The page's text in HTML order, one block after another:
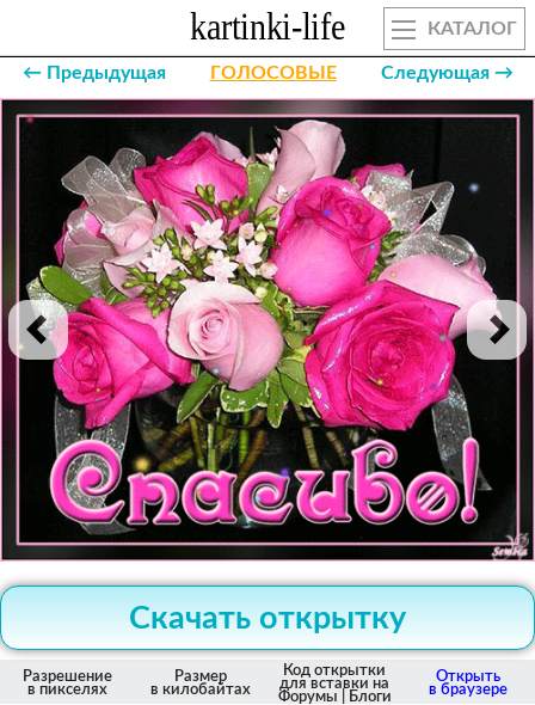
КАТАЛОГ
← Предыдущая ГОЛОСОВЫЕ Следующая →
Скачать открытку
Разрешение
в пикселях
Размер
в килобайтах
Код открытки
для вставки на
Форумы | Блоги
Открыть
в браузере